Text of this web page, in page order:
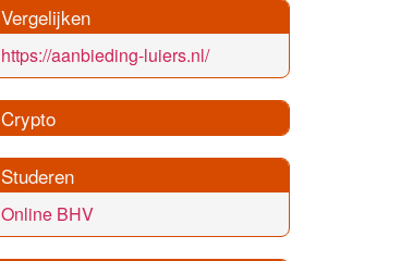
Vergelijken
https://aanbieding-luiers.nl/
Crypto
Studeren
Online BHV